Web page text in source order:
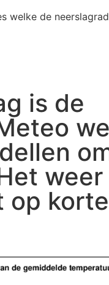
welke de
is de
op